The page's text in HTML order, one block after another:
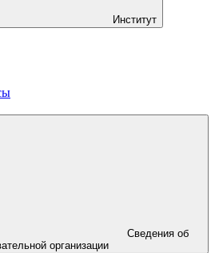
Институт
Сведения об
организации